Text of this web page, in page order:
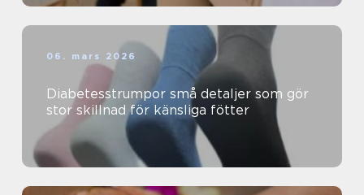
06. mars 2026
Diabetesstrumpor små detaljer som gör
stor skillnad för känsliga fötter